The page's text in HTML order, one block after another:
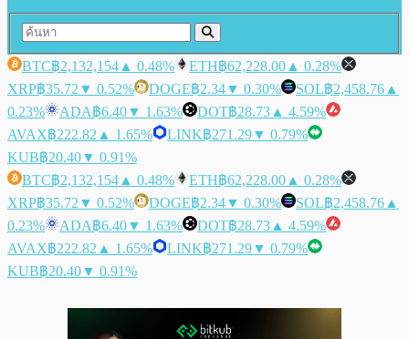
BTC฿2,132,154 ▲ 0.48% ETH฿62,228.00 ▲ 0.28%
XRP฿35.72 ▼ 0.52% DOGE฿2.34▼ 0.30% SOL฿2,458.76 ▲
0.23%
ADA฿6.40▼ 1.63% DOT฿28.73 ▲ 4.59%
AVAX฿222.82 ▲ 1.65% LINK฿271.29▼ 0.79%
KUB฿20.40▼ 0.91%
BTC฿2,132,154 ▲ 0.48% ETH฿62,228.00 ▲ 0.28%
XRP฿35.72 ▼ 0.52% DOGE฿2.34▼ 0.30% SOL฿2,458.76 ▲
0.23%
ADA฿6.40▼ 1.63% DOT฿28.73 ▲ 4.59%
AVAX฿222.82 ▲ 1.65% LINK฿271.29▼ 0.79%
KUB฿20.40▼ 0.91%